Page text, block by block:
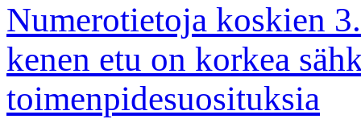
Numerotietoja koskien
kenen etu on korkea
toimenpidesuosituksia